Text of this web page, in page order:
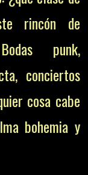
rincón de
punk,
conciertos
cosa cabe
bohemia y